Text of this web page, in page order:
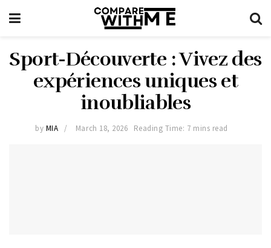
Sport-Découverte : Vivez des
expériences uniques et
inoubliables
by MIA March 18, 2026 Reading Time: 7 mins read